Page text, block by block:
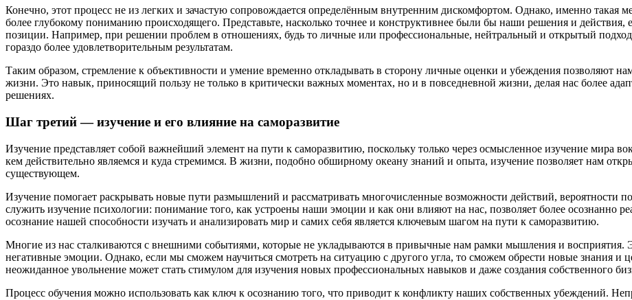
Конечно, этот процесс не из легких и зачастую сопровождается определённым внутренним дискомфортом. Однако, именно такая
более глубокому пониманию происходящего. Представьте, насколько точнее и конструктивнее были бы наши решения и
позиции. Например, при решении проблем в отношениях, будь то личные или профессиональные, нейтральный и открытый
гораздо более удовлетворительным результатам.
Таким образом, стремление к объективности и умение временно откладывать в сторону личные оценки и убеждения позволяют
жизни. Это навык, приносящий пользу не только в критически важных моментах, но и в повседневной жизни, делая нас более
решениях.
Шаг третий — изучение и его влияние на саморазвитие
Изучение представляет собой важнейший элемент на пути к саморазвитию, поскольку только через осмысленное изучение мира
кем действительно являемся и куда стремимся. В жизни, подобно обширному океану знаний и опыта, изучение позволяет нам
существующем.
Изучение помогает раскрывать новые пути размышлений и рассматривать многочисленные возможности действий, вероятности
служить изучение психологии: понимание того, как устроены наши эмоции и как они влияют на нас, позволяет более осознанно
осознание нашей способности изучать и анализировать мир и самих себя является ключевым шагом на пути к саморазвитию.
Многие из нас сталкиваются с внешними событиями, которые не укладываются в привычные нам рамки мышления и восприятия.
негативные эмоции. Однако, если мы сможем научиться смотреть на ситуацию с другого угла, то сможем обрести новые знания
неожиданное увольнение может стать стимулом для изучения новых профессиональных навыков и даже создания собственного
Процесс обучения можно использовать как ключ к осознанию того, что приводит к конфликту наших собственных убеждений.